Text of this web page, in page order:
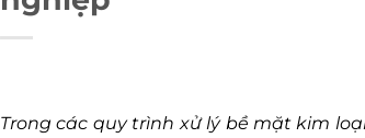
Trong các quy trình xử lý bề mặt kim